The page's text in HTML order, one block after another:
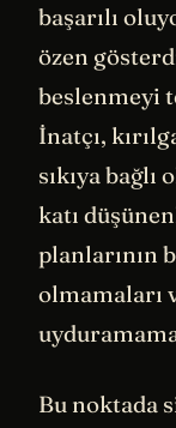
başarılı
özen
beslenmeyi
İnatçı,
sıkıya
katı
planlarının
olmamaları
Bu noktada